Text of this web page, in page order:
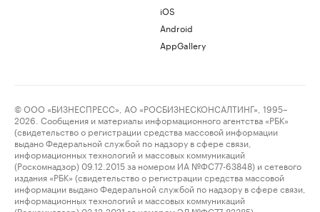
iOS
Android
AppGallery
© ООО «БИЗНЕСПРЕСС», АО «РОСБИЗНЕСКОНСАЛТИНГ», 1995–
2026. Сообщения и материалы информационного агентства «РБК»
(свидетельство о регистрации средства массовой информации
выдано Федеральной службой по надзору в сфере связи,
информационных технологий и массовых коммуникаций
(Роскомнадзор) 09.12.2015 за номером ИА №ФС77-63848) и сетевого
издания «РБК» (свидетельство о регистрации средства массовой
информации выдано Федеральной службой по надзору в сфере связи,
информационных технологий и массовых коммуникаций